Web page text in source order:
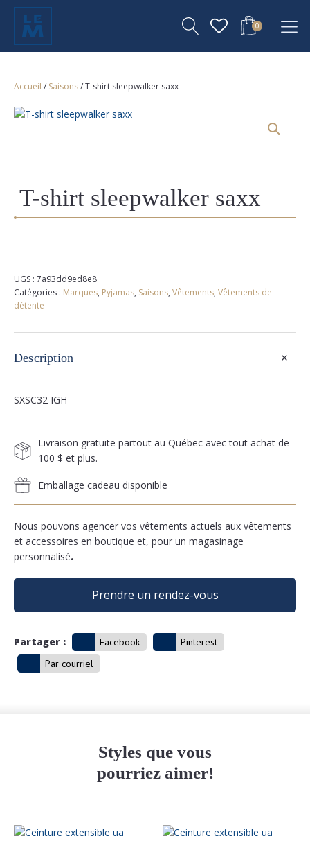
0
Accueil / Saisons/ T-shirt sleepwalker saxx
T-shirt sleepwalker saxx
UGS : 7a93dd9ed8e8
Catégories : Marques, Pyjamas, Saisons, Vêtements, Vêtements de
détente
Description +
SXSC32 IGH
Livraison gratuite partout au Québec avec tout achat de
100 $ et plus.
Emballage cadeau disponible
Nous pouvons agencer vos vêtements actuels aux vêtements
et accessoires en boutique et, pour un magasinage
personnalisé.
Prendre un rendez-vous
Partager : Facebook
Pinterest
Par courriel
Styles que vous
pourriez aimer!